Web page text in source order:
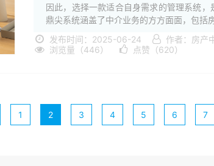
因此，选择一款适合自身需求的管理系统
鼎尖系统涵盖了中介业务的方方面面，包括
发布时间：2025-06-24
作者：房产
浏览量（446）
点赞（620）
1 2 3 4 5 6 7